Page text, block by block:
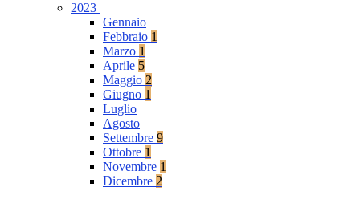
2023
Gennaio
Febbraio 1
Marzo 1
Aprile 5
Maggio 2
Giugno 1
Luglio
Agosto
Settembre 9
Ottobre 1
Novembre 1
Dicembre 2